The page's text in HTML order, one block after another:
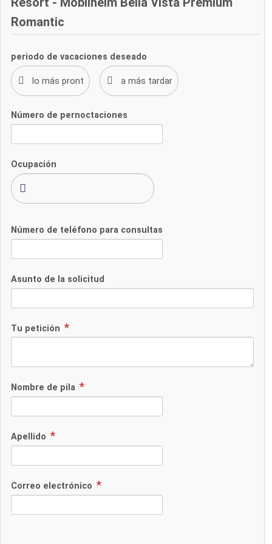
Romantic
periodo de vacaciones deseado
Número de pernoctaciones
Ocupación
Número de teléfono para consultas
Asunto de la solicitud
Tu petición
Nombre de pila
Apellido
Correo electrónico